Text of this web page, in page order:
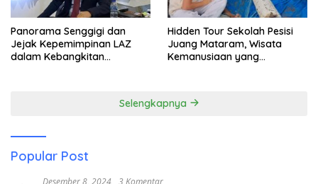
Panorama Senggigi dan
Jejak Kepemimpinan LAZ
dalam Kebangkitan
Hidden Tour Sekolah Pesisi
Juang Mataram, Wisata
Kemanusiaan yang
Selengkapnya
Popular Post
Desember 8, 2024 3 Komentar